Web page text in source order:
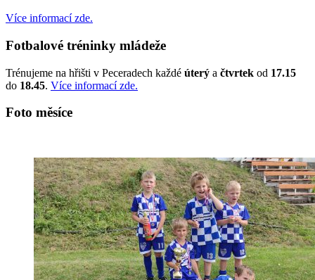
Více informací zde.
Fotbalové tréninky mládeže
Trénujeme na hřišti v Peceradech každé úterý a čtvrtek od 17.15
do 18.45. Více informací zde.
Foto měsíce